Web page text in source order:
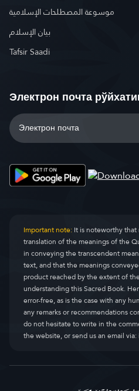
موسوعة المصطلحات الإسلامية
بيان الإسلام
Tafsir Saadi
Электрон почта
Important note:It is noteworthy
translation of the meanings of the
in conveying the transcendent
text, and that the meanings
product reached by the extent of
understanding this Sacred Book.
error-free, as is the case with any
any remarks or recommendations
do not hesitate to write in the
the website, or send us an email via: